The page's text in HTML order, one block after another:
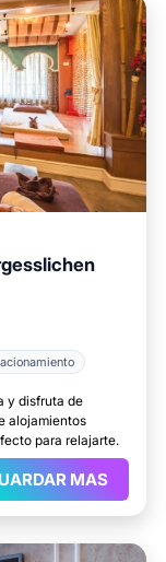
y disfruta de
alojamientos
para relajarte.
MAS